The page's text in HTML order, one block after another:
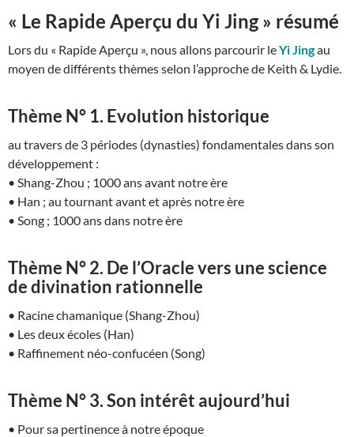
« Le Rapide Aperçu du Yi Jing » résumé
Lors du « Rapide Aperçu », nous allons parcourir leYi Jingau
moyen de différents thèmes selon l’approche de Keith & Lydie.
Thème N° 1. Evolution historique
au travers de 3 périodes (dynasties) fondamentales dans son
développement :
• Shang-Zhou ; 1000 ans avant notre ère
• Han ; au tournant avant et après notre ère
• Song ; 1000 ans dans notre ère
Thème N° 2. De l’Oracle vers une science
de divination rationnelle
• Racine chamanique (Shang-Zhou)
• Les deux écoles (Han)
• Raffinement néo-confucéen (Song)
Thème N° 3. Son intérêt aujourd’hui
• Pour sa pertinence à notre époque